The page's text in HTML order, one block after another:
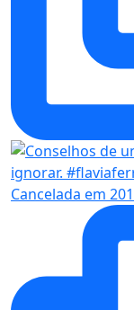
Cancelada em